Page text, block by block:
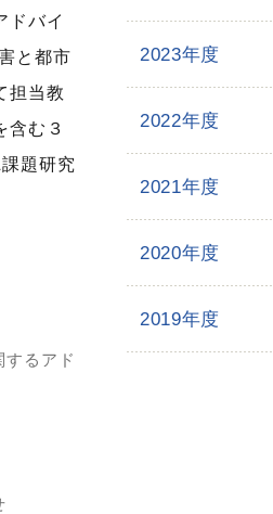
ドバイ
と都市
担当教
含む３
題研究
るアド
2023年度
2022年度
2021年度
2020年度
2019年度